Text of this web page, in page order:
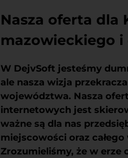
Nasza oferta dla
mazowieckiego i
W DejvSoft jesteśmy
ale nasza wizja
województwa. Nasza
internetowych jest
ważne są dla nas
miejscowości oraz
Zrozumieliśmy, że w